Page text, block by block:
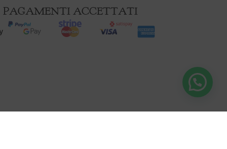
PAGAMENTI ACCETTATI